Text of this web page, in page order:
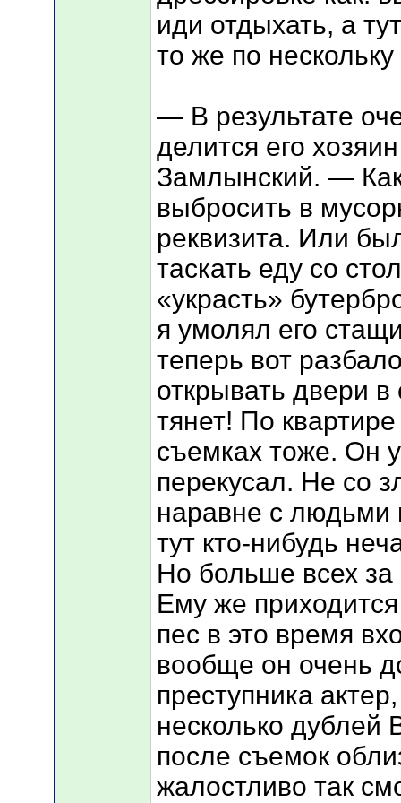
иди отдыхать, а
то же по нескольку
— В результате
делится его
Замлынский. —
выбросить в
реквизита. Или
таскать еду со
«украсть»
я умолял его
теперь вот
открывать двери
тянет! По
съемках тоже. Он
перекусал. Не со
наравне с людьми
тут кто-нибудь
Но больше всех
Ему же
пес в это время
вообще он очень
преступника
несколько дублей
после съемок
жалостливо так